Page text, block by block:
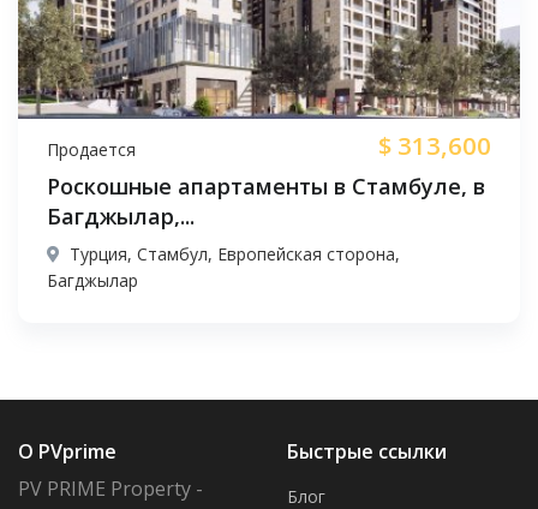
Продается $ 313,600
Роскошные апартаменты в Стамбуле, в
Багджылар,...
Турция, Стамбул, Европейская сторона,
Багджылар
О PVprime
PV PRIME Property -
Быстрые ссылки
Блог